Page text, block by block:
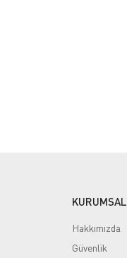
KURUMSAL
Hakkımızda
Güvenlik